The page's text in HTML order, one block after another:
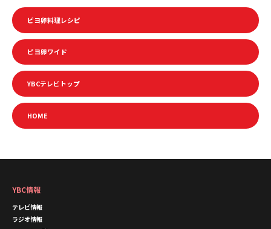
ピヨ卵料理レシピ
ピヨ卵ワイド
YBCテレビトップ
HOME
YBC情報
テレビ情報
ラジオ情報